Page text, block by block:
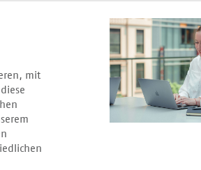
mit